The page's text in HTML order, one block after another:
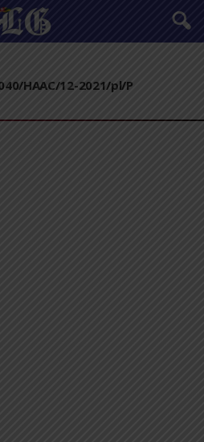
HAAC/12-2021/pl/P